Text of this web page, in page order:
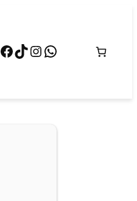
Facebook
TikTok
Instagram
WhatsApp